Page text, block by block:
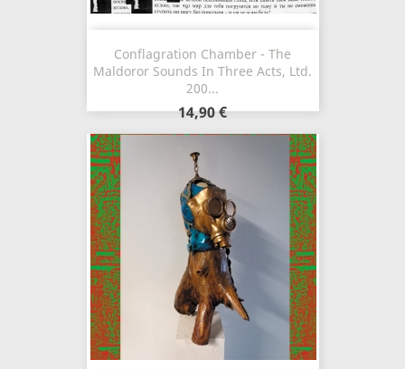
Conflagration Chamber - The
Maldoror Sounds In Three Acts, Ltd.
200...
14,90 €